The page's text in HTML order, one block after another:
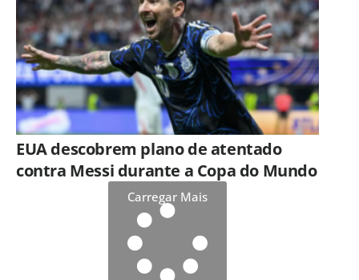
EUA descobrem plano de atentado
contra Messi durante a Copa do Mundo
Carregar Mais